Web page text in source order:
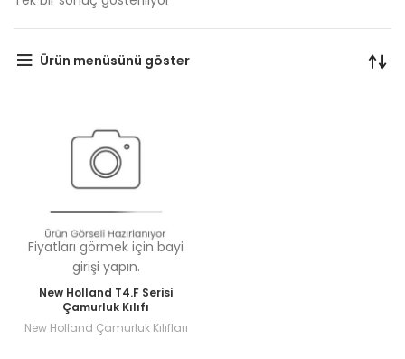
Ürün menüsünü göster
Fiyatları görmek için bayi
girişi yapın.
New Holland T4.F Serisi
Çamurluk Kılıfı
New Holland Çamurluk Kılıfları